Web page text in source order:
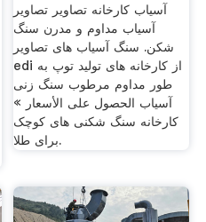
آسیاب کارخانه تصاویر تصاویر
آسیاب مداوم و مدرن سنگ
شکن. سنگ آسیاب های تصاویر
edi از کارخانه های تولید توپ به
طور مداوم مرطوب سنگ زنی
آسیاب الحصول على الأسعار »
کارخانه سنگ شکنی های کوچک
برای طلا.